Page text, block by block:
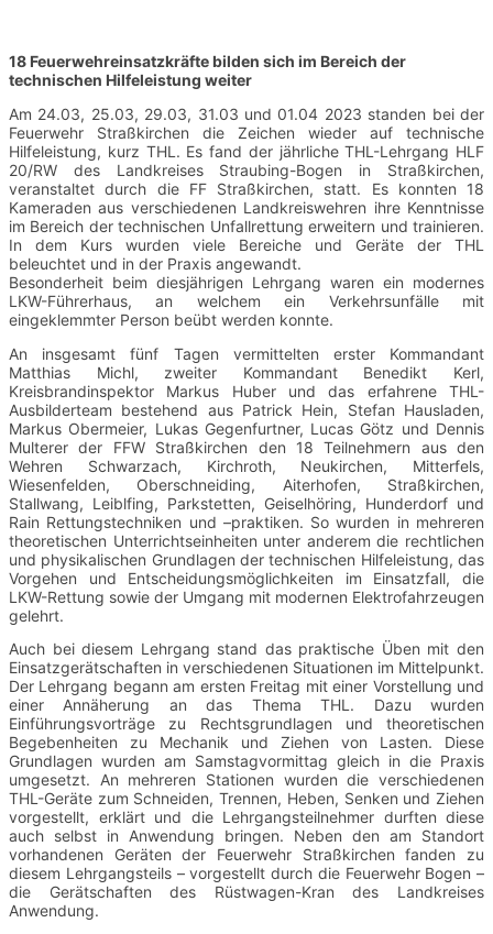
18 Feuerwehreinsatzkräfte bilden sich im Bereich der
technischen Hilfeleistung weiter
Am 24.03, 25.03, 29.03, 31.03 und 01.04 2023 standen bei der
Feuerwehr Straßkirchen die Zeichen wieder auf technische
Hilfeleistung, kurz THL . Es fand der jährlicheTHL-Lehrgang HLF
20/RW des Landkreises Straubing-Bogen in Straßkirchen,
veranstaltet durch die FF Straßkirchen, statt. Es konnten 18
Kameraden aus verschiedenen Landkreiswehren ihre Kenntnisse
im Bereich der technischen Unfallrettung erweitern und trainieren.
In dem Kurs wurden viele Bereiche und Geräte der THL
beleuchtet und in der Praxis angewandt.
Besonderheit beim diesjährigen Lehrgang waren ein modernes
LKW-Führerhaus, an welchem ein Verkehrsunfälle mit
eingeklemmter Person beübt werden konnte.
An insgesamt fünf Tagen vermittelten erster Kommandant
Matthias Michl, zweiter Kommandant Benedikt Kerl,
Kreisbrandinspektor Markus Huber und das erfahrene THL-
Ausbilderteam bestehend aus Patrick Hein, Stefan Hausladen,
Markus Obermeier, Lukas Gegenfurtner, Lucas Götz und Dennis
Multerer der FFW Straßkirchen den 18 Teilnehmern aus den
Wehren Schwarzach, Kirchroth, Neukirchen, Mitterfels,
Wiesenfelden, Oberschneiding, Aiterhofen, Straßkirchen,
Stallwang, Leiblfing, Parkstetten, Geiselhöring, Hunderdorf und
Rain Rettungstechniken und –praktiken. So wurden in mehreren
theoretischen Unterrichtseinheiten unter anderem die rechtlichen
und physikalischen Grundlagen der technischen Hilfeleistung, das
Vorgehen und Entscheidungsmöglichkeiten im Einsatzfall, die
LKW-Rettung sowie der Umgang mit modernen Elektrofahrzeugen
gelehrt.
Auch bei diesem Lehrgang stand das praktische Üben mit den
Einsatzgerätschaften in verschiedenen Situationen im Mittelpunkt.
Der Lehrgang begann am ersten Freitag mit einer Vorstellung und
einer Annäherung an das Thema THL. Dazu wurden
Einführungsvorträge zu Rechtsgrundlagen und theoretischen
Begebenheiten zu Mechanik und Ziehen von Lasten. Diese
Grundlagen wurden am Samstagvormittag gleich in die Praxis
umgesetzt. An mehreren Stationen wurden die verschiedenen
THL-Geräte zum Schneiden, Trennen, Heben, Senken und Ziehen
vorgestellt, erklärt und die Lehrgangsteilnehmer durften diese
auch selbst in Anwendung bringen. Neben den am Standort
vorhandenen Geräten der Feuerwehr Straßkirchen fanden zu
diesem Lehrgangsteils – vorgestellt durch die Feuerwehr Bogen –
die Gerätschaften des Rüstwagen-Kran des Landkreises
Anwendung.